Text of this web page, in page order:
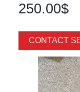
250.00$
CONTACT